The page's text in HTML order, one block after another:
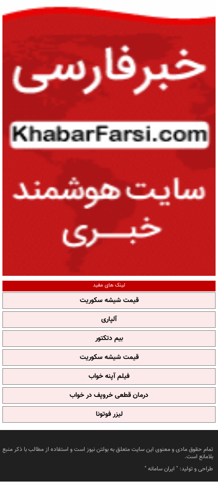
لینک های مفید
قیمت شیشه سکوریت
آلپاری
بیم دتکتور
قیمت شیشه سکوریت
فیلم آپنه خواب
درمان قطعی خروپف در خواب
لیزر فوتونا
تمام حقوق مادی و معنوی این سایت متعلق به بولتن نیوز است و استفاده از مطالب با ذکر منبع
بلامانع است.
طراحی و تولید: " ایران سامانه"